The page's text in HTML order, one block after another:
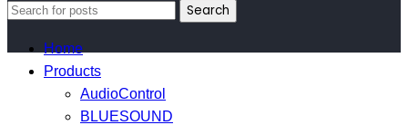
Search
Home
Products
AudioControl
BLUESOUND